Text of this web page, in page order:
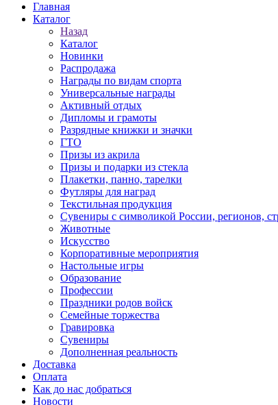
Главная
Каталог
Назад
Каталог
Новинки
Распродажа
Награды по видам спорта
Универсальные награды
Активный отдых
Дипломы и грамоты
Разрядные книжки и значки
ГТО
Призы из акрила
Призы и подарки из стекла
Плакетки, панно, тарелки
Футляры для наград
Текстильная продукция
Сувениры с символикой России, регионов,
Животные
Искусство
Корпоративные мероприятия
Настольные игры
Образование
Профессии
Праздники родов войск
Семейные торжества
Гравировка
Сувениры
Дополненная реальность
Доставка
Оплата
Как до нас добраться
Новости